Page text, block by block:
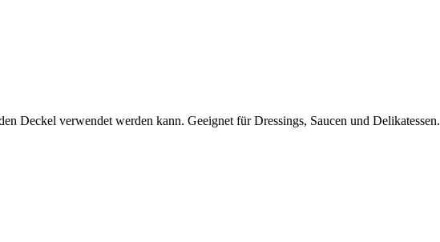
Deckel verwendet werden kann. Geeignet für Dressings, Saucen und Delikatessen.